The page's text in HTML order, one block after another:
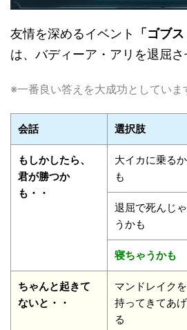
友情を深めるイベント 「ゴブ
は、バディーア・アリを退屈さ
※一番良い答えを大成功としていま
会話 選択肢
もしかしたら、
君が勝つか
も・・
大イカに乗るか
も
退屈で死んじゃ
うかも
寝ちゃうかも
ちゃんと起きて
ないと・・
マンドレイクを
持ってきてあげ
る